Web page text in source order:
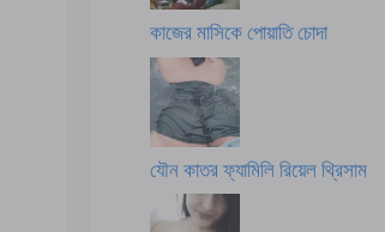
কাজের মাসিকে পোয়াতি চোদা
যৌন কাতর ফ্যামিলি রিয়েল থ্রিসাম